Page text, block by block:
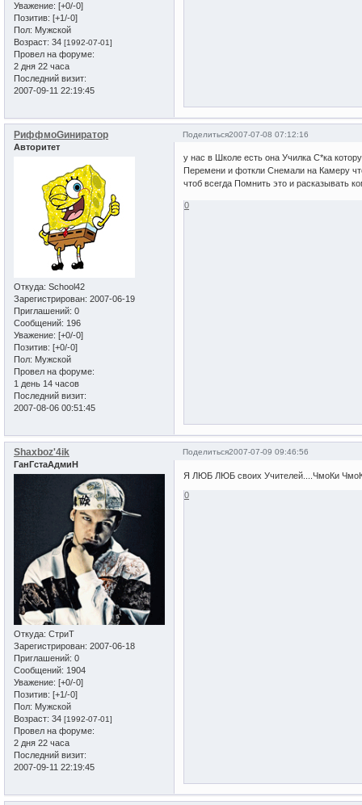
Уважение: [+0/-0]
Позитив: [+1/-0]
Пол: Мужской
Возраст: 34 [1992-07-01]
Провел на форуме:
2 дня 22 часа
Последний визит:
2007-09-11 22:19:45
Поделиться2007-07-08 07:12:16
РиффмоGиниратор
Авторитет
Откуда: School42
Зарегистрирован: 2007-06-19
Приглашений: 0
Сообщений: 196
Уважение: [+0/-0]
Позитив: [+0/-0]
Пол: Мужской
Провел на форуме:
1 день 14 часов
Последний визит:
2007-08-06 00:51:45
у нас в Школе есть она Училка С*ка
Перемени и фоткли Снемали на Камеру
чтоб всегда Помнить это и расказывать
0
Поделиться2007-07-09 09:46:56
Shaxboz'4ik
ГанГстаАдмиН
Откуда: СтриТ
Зарегистрирован: 2007-06-18
Приглашений: 0
Сообщений: 1904
Уважение: [+0/-0]
Позитив: [+1/-0]
Пол: Мужской
Возраст: 34 [1992-07-01]
Провел на форуме:
2 дня 22 часа
Последний визит:
2007-09-11 22:19:45
Я ЛЮБ ЛЮБ своих Учителей....ЧмоКи
0